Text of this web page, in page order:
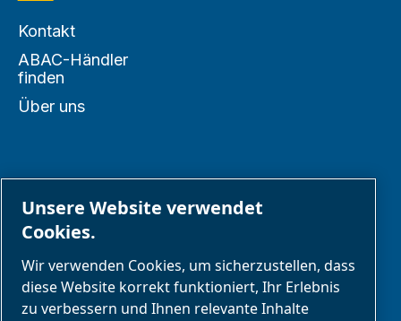
Kontakt
ABAC-Händler
finden
Über uns
PARTNER
E-Connect 2,0
Geschäftsportal
Unsere Website verwendet
Cookies.
Wir verwenden Cookies, um sicherzustellen, dass
diese Website korrekt funktioniert, Ihr Erlebnis
zu verbessern und Ihnen relevante Inhalte